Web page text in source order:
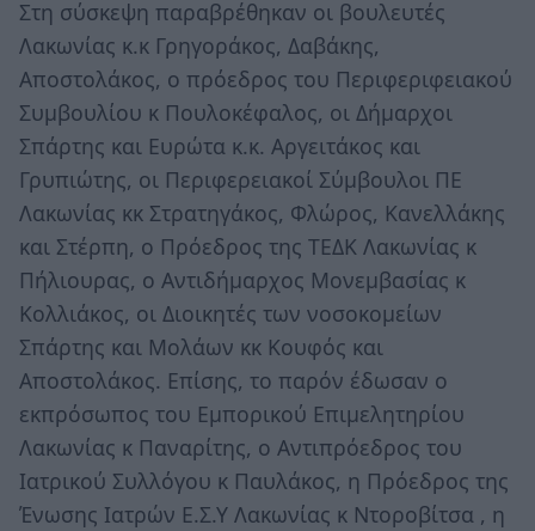
Στη σύσκεψη παραβρέθηκαν οι βουλευτές
Λακωνίας κ.κ Γρηγοράκος, Δαβάκης,
Αποστολάκος, ο πρόεδρος του Περιφεριφειακού
Συμβουλίου κ Πουλοκέφαλος, οι Δήμαρχοι
Σπάρτης και Ευρώτα κ.κ. Αργειτάκος και
Γρυπιώτης, οι Περιφερειακοί Σύμβουλοι ΠΕ
Λακωνίας κκ Στρατηγάκος, Φλώρος, Κανελλάκης
και Στέρπη, ο Πρόεδρος της ΤΕΔΚ Λακωνίας κ
Πήλιουρας, ο Αντιδήμαρχος Μονεμβασίας κ
Κολλιάκος, οι Διοικητές των νοσοκομείων
Σπάρτης και Μολάων κκ Κουφός και
Αποστολάκος. Επίσης, το παρόν έδωσαν ο
εκπρόσωπος του Εμπορικού Επιμελητηρίου
Λακωνίας κ Παναρίτης, ο Αντιπρόεδρος του
Ιατρικού Συλλόγου κ Παυλάκος, η Πρόεδρος της
Ένωσης Ιατρών Ε.Σ.Υ Λακωνίας κ Ντοροβίτσα , η